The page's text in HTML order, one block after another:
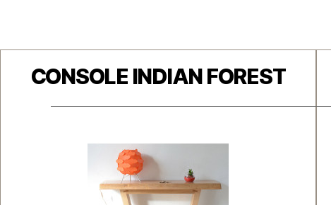
Catégories
CONSOLE INDIAN FOREST
Navigation